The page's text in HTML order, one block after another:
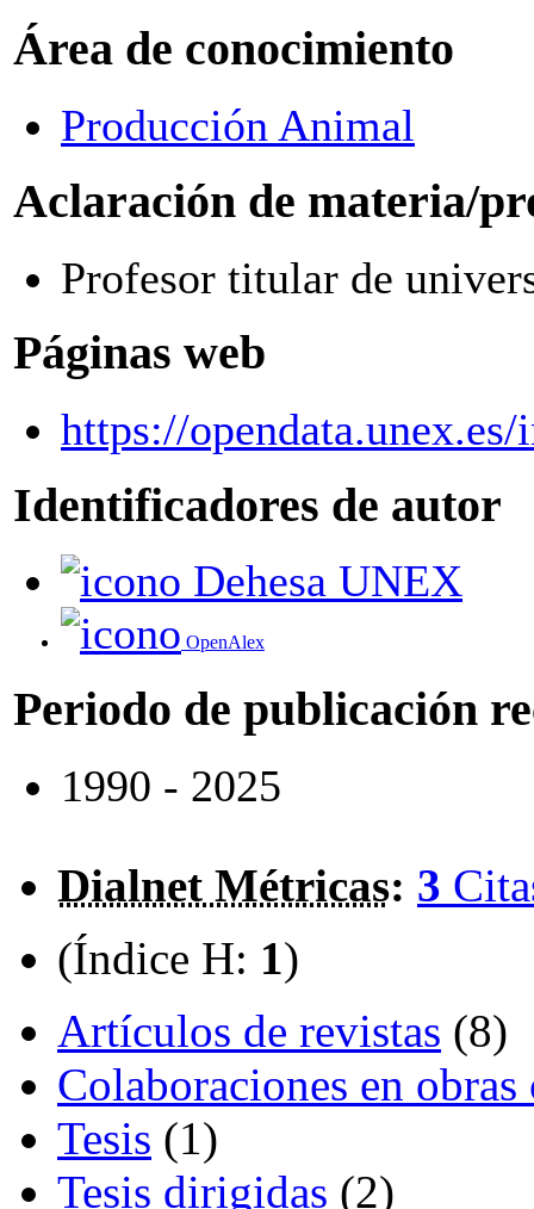
Área de conocimiento
Producción Animal
Aclaración de materia/
Profesor titular de
Páginas web
https://
Identificadores de autor
Dehesa UNEX
OpenAlex
Periodo de publicación
1990 - 2025
Dialnet Métricas: 3
(Índice H: 1)
Artículos de revistas (8)
Colaboraciones en
Tesis (1)
Tesis dirigidas (2)